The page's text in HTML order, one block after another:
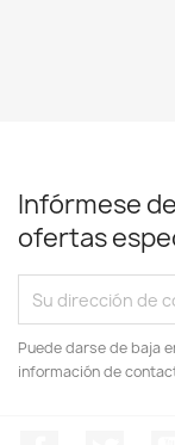
Infórmese
ofertas
Puede darse de baja
información de